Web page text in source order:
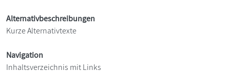
Alternativbeschreibungen
Kurze Alternativtexte
Navigation
Inhaltsverzeichnis mit Links